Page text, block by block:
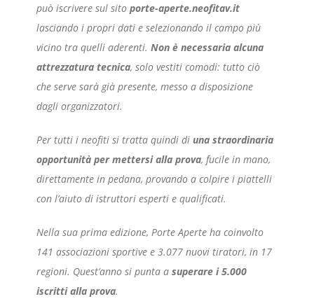
può iscrivere sul sitoporte-aperte.neofitav.it
lasciando i propri dati e selezionando il campo più
vicino tra quelli aderenti.Non è necessaria alcuna
attrezzatura tecnica, solo vestiti comodi: tutto ciò
che serve sarà già presente, messo a disposizione
dagli organizzatori.
Per tutti i neofiti si tratta quindi di una straordinaria
opportunità per mettersi alla prova, fucile in mano,
direttamente in pedana, provando a colpire i piattelli
con l’aiuto di istruttori esperti e qualificati.
Nella sua prima edizione, Porte Aperte ha coinvolto
141 associazioni sportive e 3.077 nuovi tiratori, in 17
regioni. Quest’anno si punta asuperare i 5.000
iscritti alla prova.